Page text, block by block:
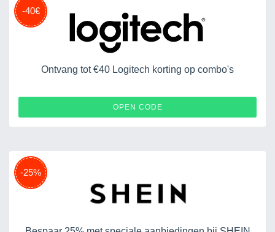
-40€
Ontvang tot €40 Logitech korting op combo's
OPEN CODE
-25%